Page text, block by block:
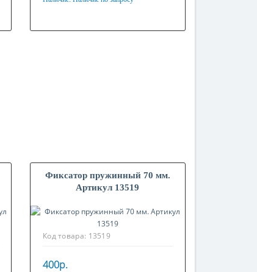
Фиксатор пружинный 70 мм.
Артикул 13519
Код товара: 13519
400р.